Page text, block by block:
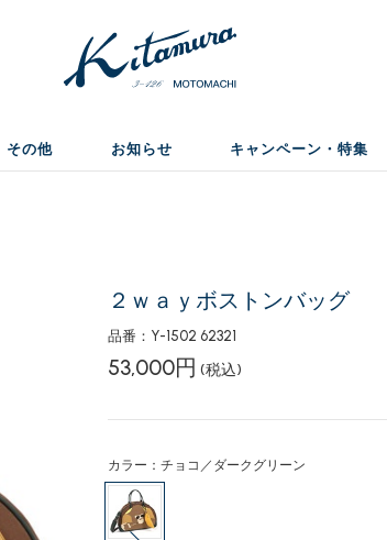
その他 お知らせ キャンペーン・特集
２ｗａｙボストンバッグ
品番：Y-1502 62321
53,000円 (税込)
カラー：チョコ／ダークグリーン